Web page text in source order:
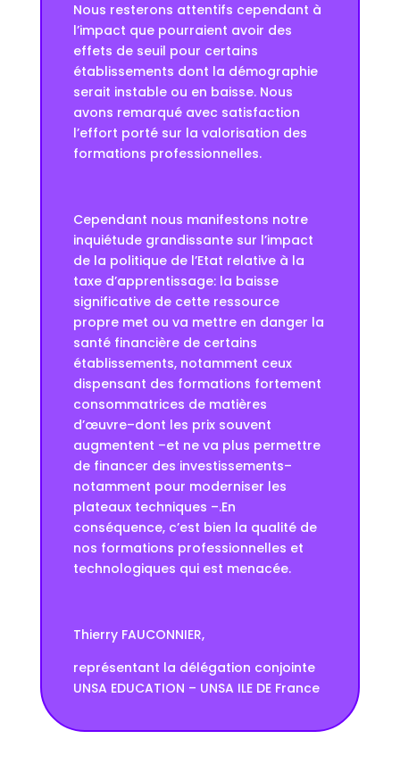
Nous resterons attentifs cependant à
l’impact que pourraient avoir des
effets de seuil pour certains
établissements dont la démographie
serait instable ou en baisse. Nous
avons remarqué avec satisfaction
l’effort porté sur la valorisation des
formations professionnelles.
Cependant nous manifestons notre
inquiétude grandissante sur l’impact
de la politique de l’Etat relative à la
taxe d’apprentissage: la baisse
significative de cette ressource
propre met ou va mettre en danger la
santé financière de certains
établissements, notamment ceux
dispensant des formations fortement
consommatrices de matières
d’œuvre–dont les prix souvent
augmentent –et ne va plus permettre
de financer des investissements–
notamment pour moderniser les
plateaux techniques –.En
conséquence, c’est bien la qualité de
nos formations professionnelles et
technologiques qui est menacée.
Thierry FAUCONNIER,
représentant la délégation conjointe
UNSA EDUCATION – UNSA ILE DE France